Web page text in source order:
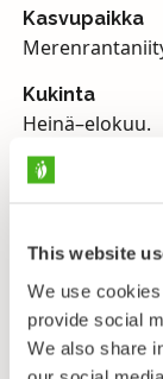
This website
We use
provide social
We also share
Kasvupaikka
Kukinta
Heinä–elokuu.
Suolasänkiön
ja keskiosista.
seuralaislajeja
muiden